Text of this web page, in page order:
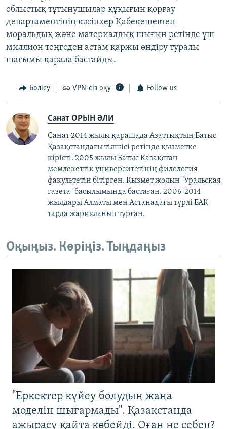
облыстық тұтынушылар құқығын қорғау
департаментінің кәсіпкер Қабекешевтен
моральдық және материалдық шығын ретінде үш
миллион теңгеден астам қаржы өндіру туралы
шағымы қарала бастайды.
Бөлісу VPN-сіз оқу Follow us
Санат ОРЫН ӘЛИ
Санат 2014 жылы қарашада Азаттықтың Батыс
Қазақстандағы тілшісі ретінде қызметке
кірісті. 2005 жылы Батыс Қазақстан
мемлекеттік университетінің филология
факультетін бітірген. Қызмет жолын "Уральская
газета" басылымында бастаған. 2006-2014
жылдары Алматы мен Астанадағы түрлі БАҚ-
тарда жарияланып тұрған.
Оқыңыз. Көріңіз. Тыңдаңыз
"Еркектер күйеу болудың жаңа
моделін шығармады". Қазақстанда
ажырасу қайта көбейді. Оған не себеп?